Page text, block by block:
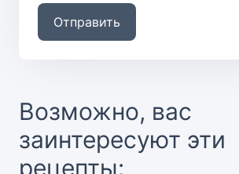
Отправить
Возможно, вас
заинтересуют эти
рецепты: